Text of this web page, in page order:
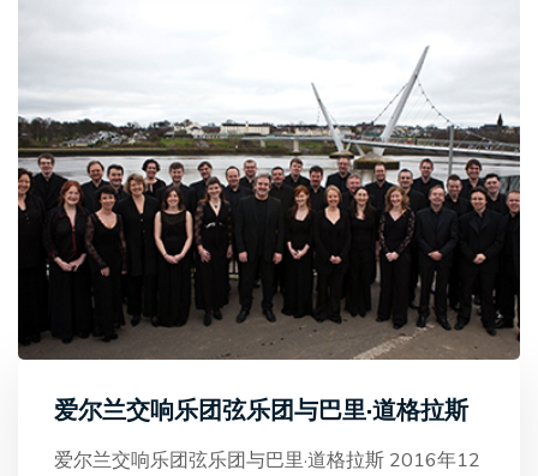
爱尔兰交响乐团弦乐团与巴里·道格拉斯
爱尔兰交响乐团弦乐团与巴里·道格拉斯 2016年12